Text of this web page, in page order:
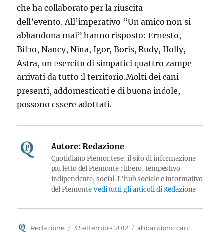
che ha collaborato per la riuscita
dell’evento. All’imperativo “Un amico non si
abbandona mai” hanno risposto: Ernesto,
Bilbo, Nancy, Nina, Igor, Boris, Rudy, Holly,
Astra, un esercito di simpatici quattro zampe
arrivati da tutto il territorio.Molti dei cani
presenti, addomesticati e di buona indole,
possono essere adottati.
Autore: Redazione
Quotidiano Piemontese: il sito di informazione
più letto del Piemonte : libero, tempestivo
indipendente, social. L'hub sociale e informativo
del PiemonteVedi tutti gli articoli di Redazione
Autore
Redazione
Pubblicato
3 Settembre 2012 Tag
abbandono cani,